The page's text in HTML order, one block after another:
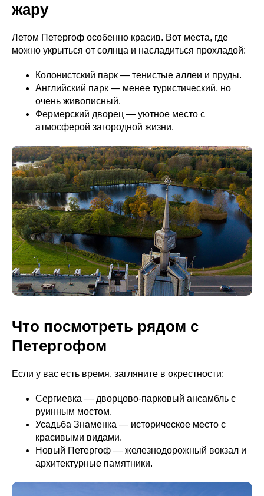
жару
Летом Петергоф особенно красив. Вот места, где
можно укрыться от солнца и насладиться прохладой:
Колонистский парк — тенистые аллеи и пруды.
Английский парк — менее туристический, но
очень живописный.
Фермерский дворец — уютное место с
атмосферой загородной жизни.
Что посмотреть рядом с
Петергофом
Если у вас есть время, загляните в окрестности:
Сергиевка — дворцово-парковый ансамбль с
руинным мостом.
Усадьба Знаменка — историческое место с
красивыми видами.
Новый Петергоф — железнодорожный вокзал и
архитектурные памятники.